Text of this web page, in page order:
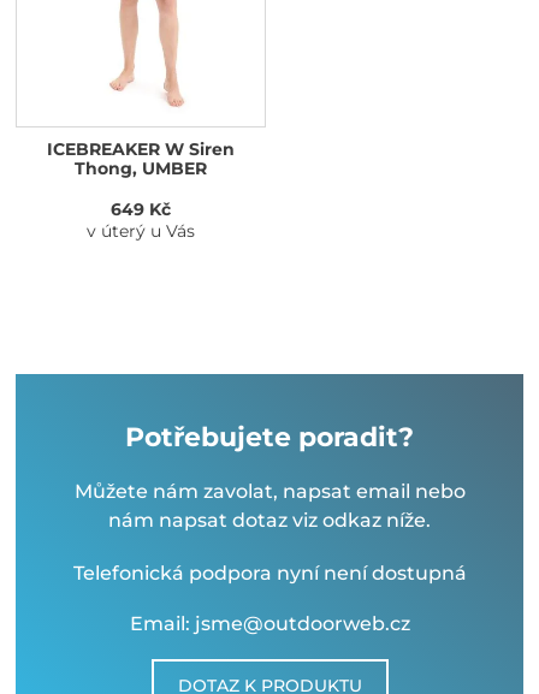
ICEBREAKER W Siren
Thong, UMBER
649 Kč
v úterý u Vás
Potřebujete poradit?
Můžete nám zavolat, napsat email nebo
nám napsat dotaz viz odkaz níže.
Telefonická podpora nyní není dostupná
Email: jsme@outdoorweb.cz
DOTAZ K PRODUKTU